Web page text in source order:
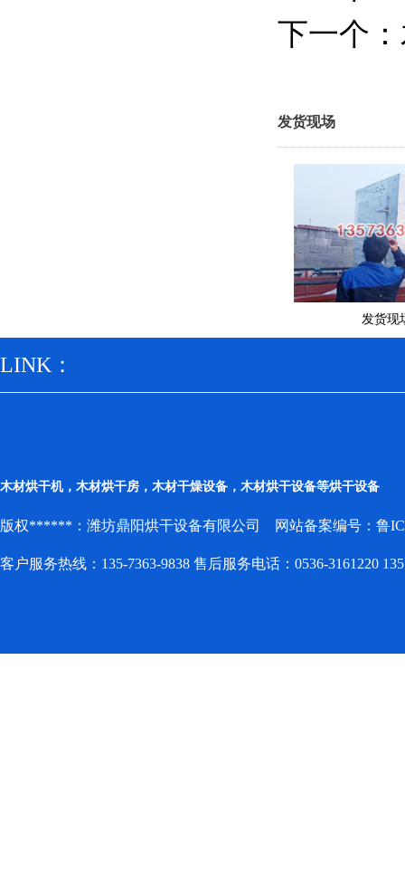
下一个
发货现场
发货现
LINK：
木材烘干机，木材烘干房，木材干燥设备，木材烘干设备等烘干设备
版权******：潍坊鼎阳烘干设备有限公司 网站备案编号： 鲁
客户服务热线：135-7363-9838 售后服务电话：0536-3161220